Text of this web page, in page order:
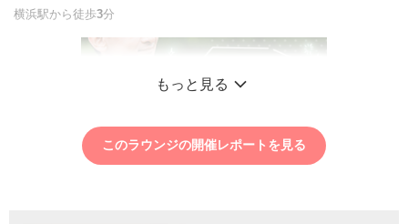
横浜駅から徒歩3分
もっと見る
このラウンジの開催レポートを見る